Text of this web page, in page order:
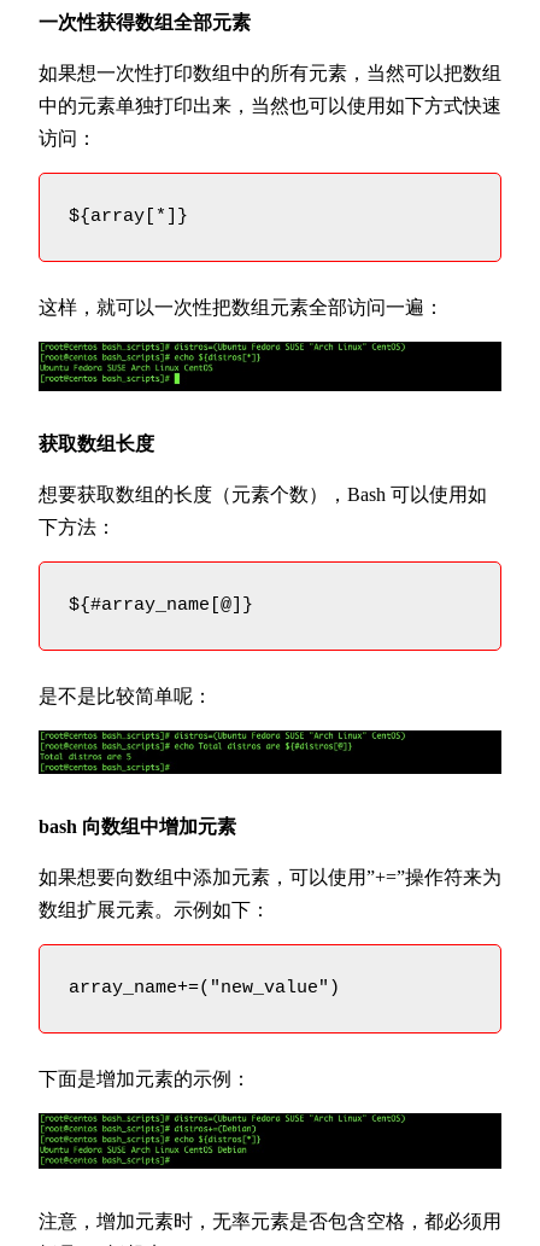
一次性获得数组全部元素
如果想一次性打印数组中的所有元素，当然可以把数组
中的元素单独打印出来，当然也可以使用如下方式快速
访问：
${array[*]}
这样，就可以一次性把数组元素全部访问一遍：
获取数组长度
想要获取数组的长度（元素个数），Bash 可以使用如
下方法：
${#array_name[@]}
是不是比较简单呢：
bash 向数组中增加元素
如果想要向数组中添加元素，可以使用”+=”操作符来为
数组扩展元素。示例如下：
array_name+=("new_value")
下面是增加元素的示例：
注意，增加元素时，无率元素是否包含空格，都必须用